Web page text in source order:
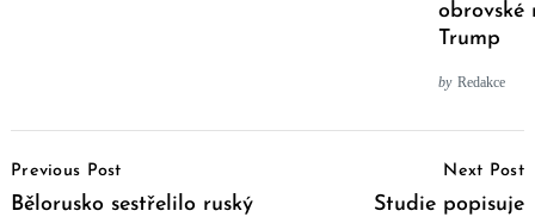
obrovské
Trump
by Redakce
Navigation
Previous Post
Bělorusko sestřelilo ruský
Next Post
Studie popisuje